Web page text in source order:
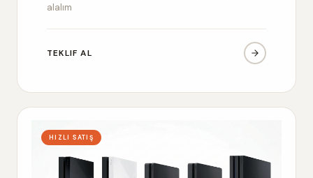
alalım
TEKLIF AL
HIZLI SATIŞ